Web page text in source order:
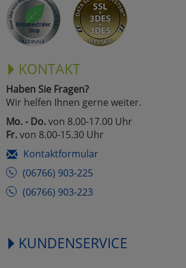
KONTAKT
Haben Sie Fragen?
Wir helfen Ihnen gerne weiter.
Mo. - Do.von 8.00-17.00 Uhr
Fr.von 8.00-15.30 Uhr
Kontaktformular
(06766) 903-225
(06766) 903-223
KUNDENSERVICE